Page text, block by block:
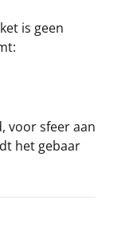
is geen
voor sfeer aan
het gebaar